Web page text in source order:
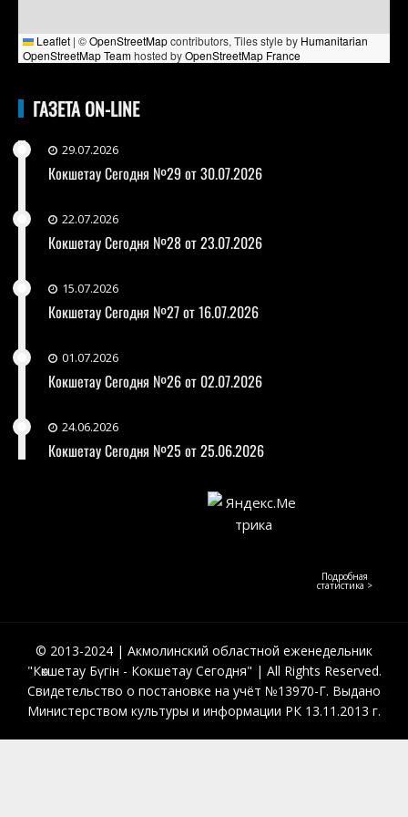
Leaflet | ©OpenStreetMapcontributors, Tiles style by Humanitarian
OpenStreetMap Teamhosted byOpenStreetMap France
ГАЗЕТА ON-LINE
29.07.2026
Кокшетау Сегодня №29 от 30.07.2026
22.07.2026
Кокшетау Сегодня №28 от 23.07.2026
15.07.2026
Кокшетау Сегодня №27 от 16.07.2026
01.07.2026
Кокшетау Сегодня №26 от 02.07.2026
24.06.2026
Кокшетау Сегодня №25 от 25.06.2026
Подробная
статистика >
© 2013-2024 | Акмолинский областной еженедельник
"Көкшетау Бүгін - Кокшетау Сегодня" | All Rights Reserved.
Свидетельство о постановке на учёт №13970-Г. Выдано
Министерством культуры и информации РК 13.11.2013 г.